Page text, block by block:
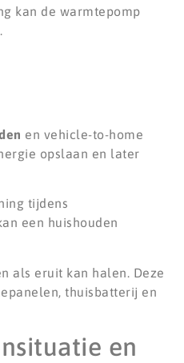
kan de warmtepomp
en vehicle-to-home
opslaan en later
tijdens
een huishouden
als eruit kan halen. Deze
thuisbatterij en
en